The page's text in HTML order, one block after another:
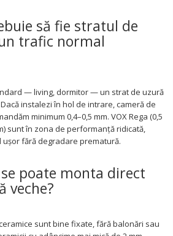
să fie stratul de
trafic normal
— living, dormitor — un strat de uzură
instalezi în hol de intrare, cameră de
minimum 0,4–0,5 mm. VOX Rega (0,5
sunt în zona de performanță ridicată,
ușor fără degradare prematură.
se poate monta direct
veche?
sunt bine fixate, fără balonări sau